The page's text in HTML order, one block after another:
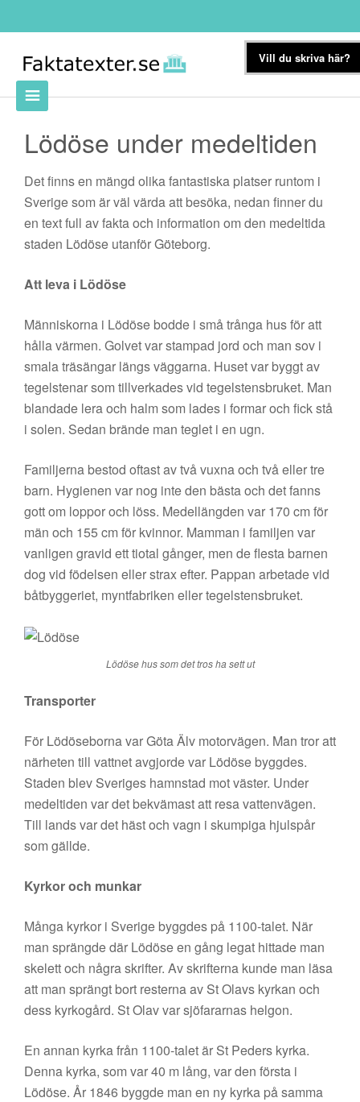
Lödöse under medeltiden
Det finns en mängd olika fantastiska platser runtom i
Sverige som är väl värda att besöka, nedan finner du
en text full av fakta och information om den medeltida
staden Lödöse utanför Göteborg.
Att leva i Lödöse
Människorna i Lödöse bodde i små trånga hus för att
hålla värmen. Golvet var stampad jord och man sov i
smala träsängar längs väggarna. Huset var byggt av
tegelstenar som tillverkades vid tegelstensbruket. Man
blandade lera och halm som lades i formar och fick stå
i solen. Sedan brände man teglet i en ugn.
Familjerna bestod oftast av två vuxna och två eller tre
barn. Hygienen var nog inte den bästa och det fanns
gott om loppor och löss. Medellängden var 170 cm för
män och 155 cm för kvinnor. Mamman i familjen var
vanligen gravid ett tiotal gånger, men de flesta barnen
dog vid födelsen eller strax efter. Pappan arbetade vid
båtbyggeriet, myntfabriken eller tegelstensbruket.
Lödöse hus som det tros ha sett ut
Transporter
För Lödöseborna var Göta Älv motorvägen. Man tror att
närheten till vattnet avgjorde var Lödöse byggdes.
Staden blev Sveriges hamnstad mot väster. Under
medeltiden var det bekvämast att resa vattenvägen.
Till lands var det häst och vagn i skumpiga hjulspår
som gällde.
Kyrkor och munkar
Många kyrkor i Sverige byggdes på 1100-talet. När
man sprängde där Lödöse en gång legat hittade man
skelett och några skrifter. Av skrifterna kunde man läsa
att man sprängt bort resterna av St Olavs kyrkan och
dess kyrkogård. St Olav var sjöfararnas helgon.
En annan kyrka från 1100-talet är St Peders kyrka.
Denna kyrka, som var 40 m lång, var den första i
Lödöse. År 1846 byggde man en ny kyrka på samma
Vill du skriva här?